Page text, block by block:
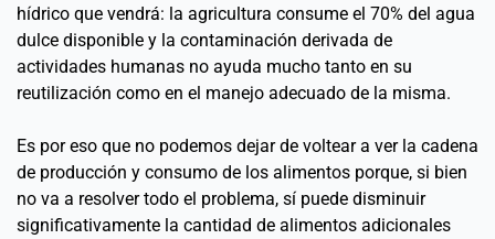
hídrico que vendrá: la agricultura consume el 70% del agua
dulce disponible y la contaminación derivada de
actividades humanas no ayuda mucho tanto en su
reutilización como en el manejo adecuado de la misma.
Es por eso que no podemos dejar de voltear a ver la cadena
de producción y consumo de los alimentos porque, si bien
no va a resolver todo el problema, sí puede disminuir
significativamente la cantidad de alimentos adicionales